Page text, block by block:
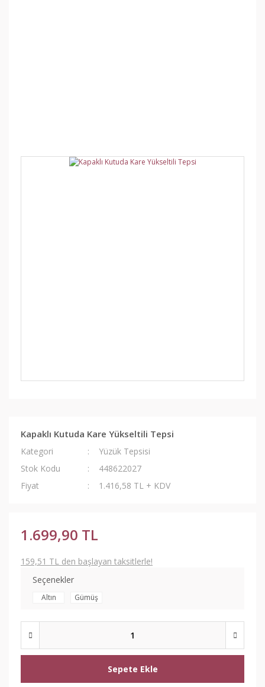
Kapaklı Kutuda Kare Yükseltili Tepsi
Kategori
Yüzük Tepsisi
Stok Kodu
448622027
Fiyat
1.416,58 TL + KDV
1.699,90 TL
159,51 TL den başlayan taksitlerle!
Seçenekler
Altın Gümüş
Sepete Ekle